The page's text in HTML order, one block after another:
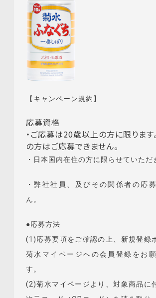
【キャンペーン規約】
応募資格
・ご応募は20歳以上の方に限ります
の方はご応募できません。
・日本国内在住の方に限らせていただ
・弊社社員、及びその関係者の応
ん。
●応募方法
(1)応募要項をご確認の上、新規登録
菊水マイページへの会員登録をお
す。
(2)菊水マイページより、対象商品に